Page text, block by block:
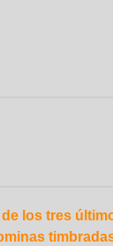
los tres